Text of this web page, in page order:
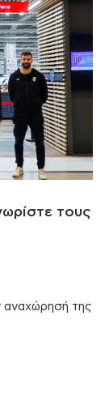
τους
αναχώρησή της